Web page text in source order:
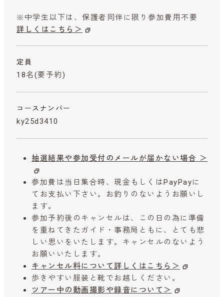
※中学生以下は、保護者同伴に限り参加費用不要
詳しくはこちら＞
定員
18名(要予約)
コースナンバー
ky25d3410
抽選結果や参加受付のメールが届かない場合 ＞
参加費は当日集合時、現金もしくはPayPayに
てお支払い下さい。お釣りのないようお願いし
ます。
参加予約後のキャンセルは、この日の為に準備
を重ねてきたガイド・事務局ともに、とても悲
しい思いをいたします。キャンセルのないよう
お願いいたします。
キャンセル料について詳しくはこちら＞
歩きやすい服装と靴でお越しください。
ツアー中の動画撮影や録音について＞